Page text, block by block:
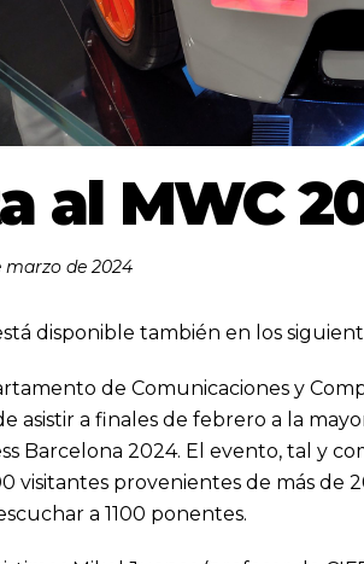
al MWC
marzo de 2024
disponible también en los
de Comunicaciones y
asistir a finales de febrero a la
Barcelona 2024. El evento, tal y
visitantes provenientes de más de
a 1100 ponentes.